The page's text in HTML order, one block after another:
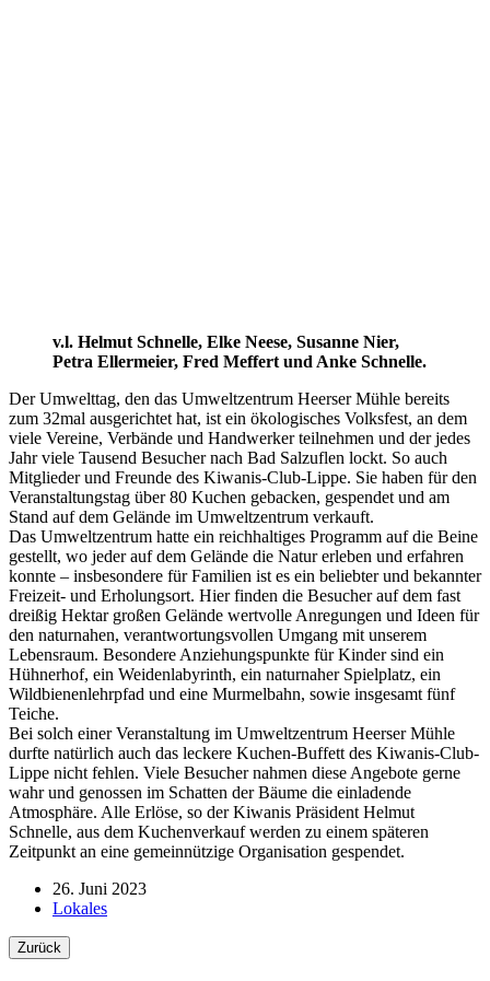
v.l. Helmut Schnelle, Elke Neese, Susanne Nier,
Petra Ellermeier, Fred Meffert und Anke Schnelle.
Der Umwelttag, den das Umweltzentrum Heerser Mühle bereits
zum 32mal ausgerichtet hat, ist ein ökologisches Volksfest, an dem
viele Vereine, Verbände und Handwerker teilnehmen und der jedes
Jahr viele Tausend Besucher nach Bad Salzuflen lockt. So auch
Mitglieder und Freunde des Kiwanis-Club-Lippe. Sie haben für den
Veranstaltungstag über 80 Kuchen gebacken, gespendet und am
Stand auf dem Gelände im Umweltzentrum verkauft.
Das Umweltzentrum hatte ein reichhaltiges Programm auf die Beine
gestellt, wo jeder auf dem Gelände die Natur erleben und erfahren
konnte – insbesondere für Familien ist es ein beliebter und bekannter
Freizeit- und Erholungsort. Hier finden die Besucher auf dem fast
dreißig Hektar großen Gelände wertvolle Anregungen und Ideen für
den naturnahen, verantwortungsvollen Umgang mit unserem
Lebensraum. Besondere Anziehungspunkte für Kinder sind ein
Hühnerhof, ein Weidenlabyrinth, ein naturnaher Spielplatz, ein
Wildbienenlehrpfad und eine Murmelbahn, sowie insgesamt fünf
Teiche.
Bei solch einer Veranstaltung im Umweltzentrum Heerser Mühle
durfte natürlich auch das leckere Kuchen-Buffett des Kiwanis-Club-
Lippe nicht fehlen. Viele Besucher nahmen diese Angebote gerne
wahr und genossen im Schatten der Bäume die einladende
Atmosphäre. Alle Erlöse, so der Kiwanis Präsident Helmut
Schnelle, aus dem Kuchenverkauf werden zu einem späteren
Zeitpunkt an eine gemeinnützige Organisation gespendet.
26. Juni 2023
Lokales